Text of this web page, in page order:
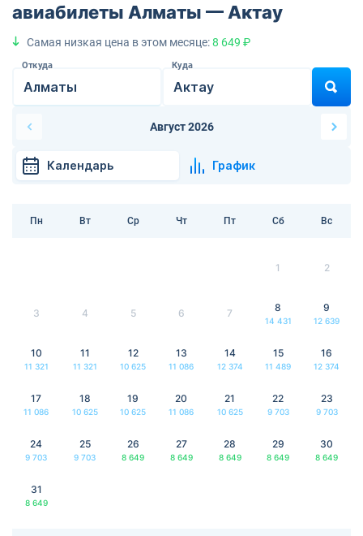
авиабилеты Алматы — Актау
Самая низкая цена в этом месяце:8 649 ₽
Откуда Куда
Август 2026
Календарь График
Пн Вт Ср Чт Пт Сб Вс
1 2
3 4 5 6 7 8
14 431
9
12 639
10
11 321
11
11 321
12
10 625
13
11 086
14
12 374
15
11 489
16
12 374
17
11 086
18
10 625
19
10 625
20
11 086
21
10 625
22
9 703
23
9 703
24
9 703
25
9 703
26
8 649
27
8 649
28
8 649
29
8 649
30
8 649
31
8 649